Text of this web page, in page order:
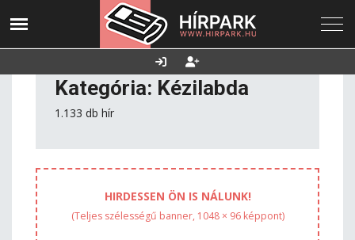
2026. augusztus 06.,
Utolsó frissítés:
2026.08.06. 22:36
Támogatás
Kategória: Kézilabda
1.133 db hír
HIRDESSEN ÖN IS NÁLUNK!
(Teljes szélességű banner, 1048 × 96 képpont)